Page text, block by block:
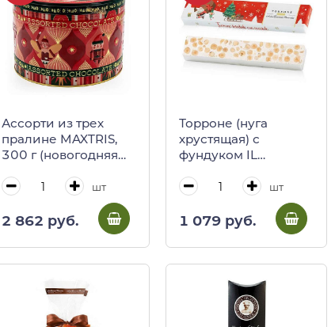
Ассорти из трех
пралине MAXTRIS,
300 г (новогодняя
шт
2 862 руб.
Торроне (нуга
хрустящая) с
фундуком IL
NATALE, ANTICA
PIEMONTESE, 100 г
(карт/кор)
шт
1 079 руб.